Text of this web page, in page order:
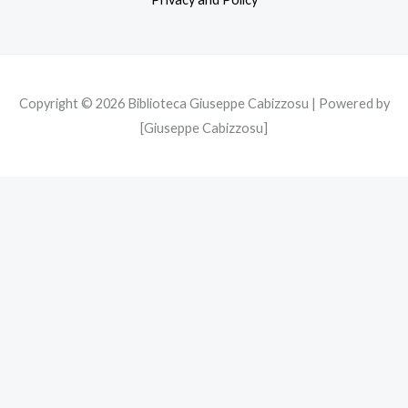
k
a
Copyright © 2026 Biblioteca Giuseppe Cabizzosu | Powered by
[Giuseppe Cabizzosu]